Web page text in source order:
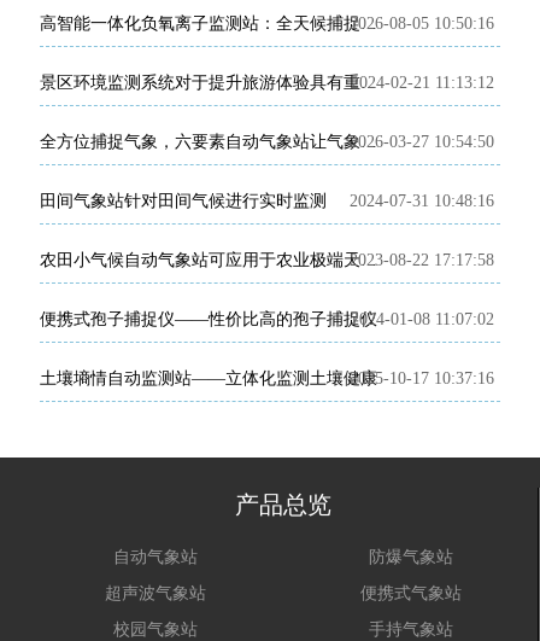
高智能一体化负氧离子监测站：全天候捕捉负氧离子动态
2026-08-05 10:50:16
景区环境监测系统对于提升旅游体验具有重要意义
2024-02-21 11:13:12
全方位捕捉气象，六要素自动气象站让气象监测更高效省心
2026-03-27 10:54:50
田间气象站针对田间气候进行实时监测 2024-07-31 10:48:16
农田小气候自动气象站可应用于农业极端天气事件监测中
2023-08-22 17:17:58
便携式孢子捕捉仪——性价比高的孢子捕捉仪2024-01-08 11:07:02
土壤墒情自动监测站——立体化监测土壤健康2025-10-17 10:37:16
产品总览
自动气象站
防爆气象站
超声波气象站
便携式气象站
校园气象站
手持气象站